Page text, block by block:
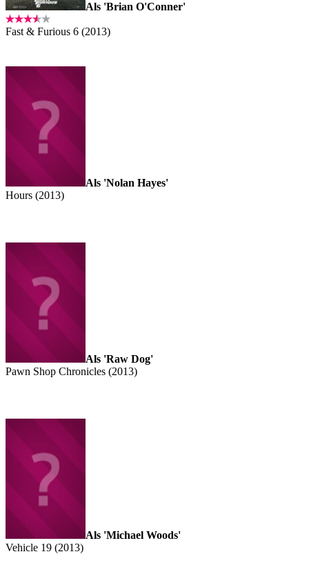
Als 'Brian O'Conner'
Fast & Furious 6 (2013)
Als 'Nolan Hayes'
Hours (2013)
Als 'Raw Dog'
Pawn Shop Chronicles (2013)
Als 'Michael Woods'
Vehicle 19 (2013)